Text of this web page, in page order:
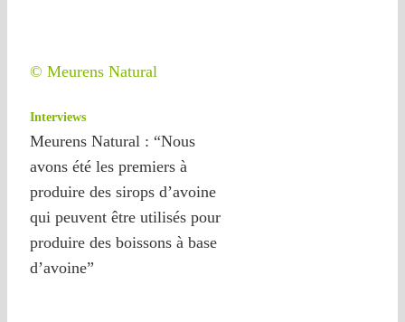
© Meurens Natural
Interviews
Meurens Natural : “Nous
avons été les premiers à
produire des sirops d’avoine
qui peuvent être utilisés pour
produire des boissons à base
d’avoine”